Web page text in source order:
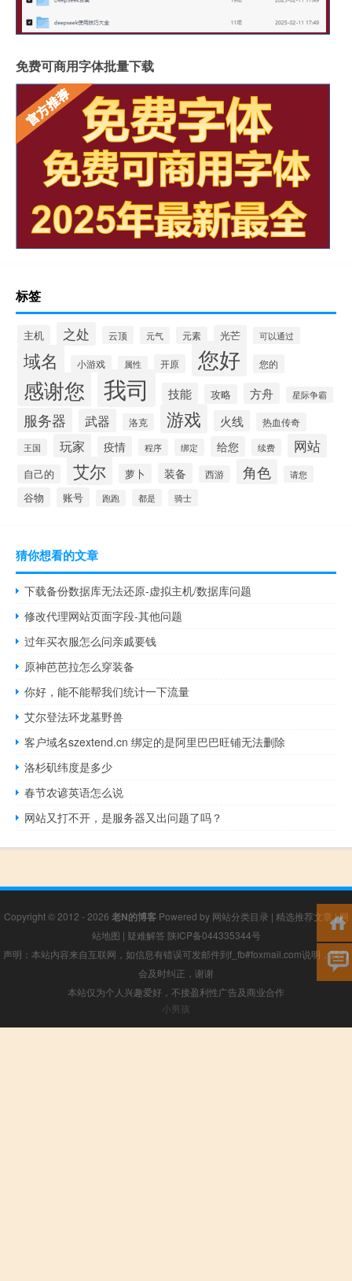
免费可商用字体批量下载
标签
主机 之处 云顶 元气 元素 光芒 可以通过
域名 小游戏 属性 开原 您好 您的
感谢您 我司 技能 攻略 方舟 星际争霸
服务器 武器 洛克 游戏 火线 热血传奇
王国 玩家 疫情 程序 绑定 给您 续费 网站
自己的 艾尔 萝卜 装备 西游 角色 请您
谷物 账号 跑跑 都是 骑士
猜你想看的文章
下载备份数据库无法还原-虚拟主机/数据库问题
修改代理网站页面字段-其他问题
过年买衣服怎么问亲戚要钱
原神芭芭拉怎么穿装备
你好，能不能帮我们统计一下流量
艾尔登法环龙墓野兽
客户域名szextend.cn 绑定的是阿里巴巴旺铺无法删除
洛杉矶纬度是多少
春节农谚英语怎么说
网站又打不开，是服务器又出问题了吗？
Copyright © 2012 - 2026 老N的博客Powered by 网站分类目录 | 精选推荐文章|网
站地图 | 疑难解答 陕ICP备044335344号
声明：本站内容来自互联网，如信息有错误可发邮件到f_fb#foxmail.com说明，我们
会及时纠正，谢谢
本站仅为个人兴趣爱好，不接盈利性广告及商业合作
小男孩